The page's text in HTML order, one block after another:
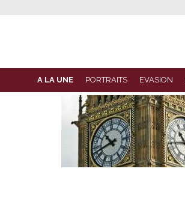
A LA UNE PORTRAITS EVASION